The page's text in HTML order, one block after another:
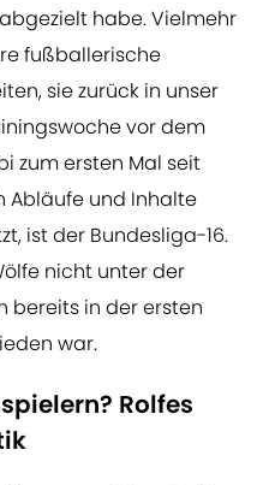
habe. Vielmehr
fußballerische
sie zurück in unser
vor dem
zum ersten Mal seit
Abläufe und Inhalte
ist der Bundesliga-16.
nicht unter der
bereits in der ersten
war.
Rolfes